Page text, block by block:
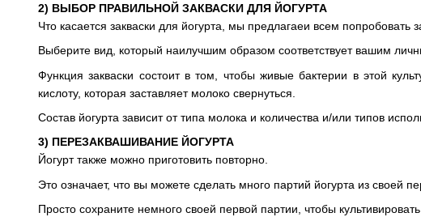
2) ВЫБОР ПРАВИЛЬНОЙ ЗАКВАСКИ ДЛЯ ЙОГУРТА
Что касается закваски для йогурта, мы предлагаеи всем попробовать
Выберите вид, который наилучшим образом соответствует вашим
Функция закваски состоит в том, чтобы живые бактерии в этой
кислоту, которая заставляет молоко свернуться.
Состав йогурта зависит от типа молока и количества и/или типов
3) ПЕРЕЗАКВАШИВАНИЕ ЙОГУРТА
Йогурт также можно приготовить повторно.
Это означает, что вы можете сделать много партий йогурта из своей
Просто сохраните немного своей первой партии, чтобы